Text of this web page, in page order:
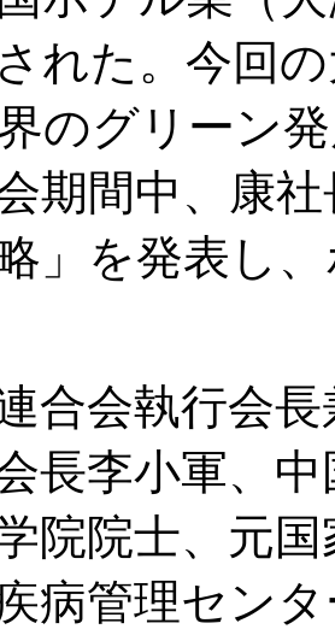
れた。今回
のグリーン
期間中、康
」を発表し
合会執行会
長李小軍、
院院士、元
病管理セン